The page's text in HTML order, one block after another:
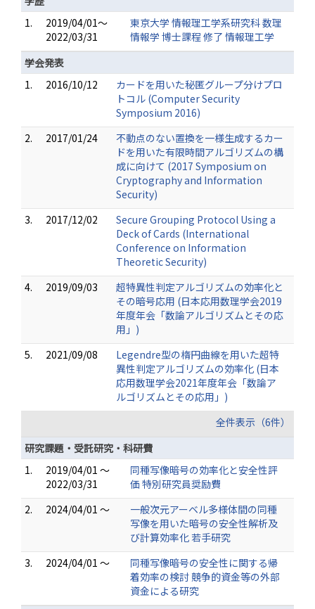
1.
2019/04/01～
2022/03/31
東京大学 情報理工学系研究科 数理
情報学 博士課程 修了 情報理工学
学会発表
1.
2016/10/12
カードを用いた秘匿グループ分けプロ
トコル (Computer Security
Symposium 2016)
2.
2017/01/24
不動点のない置換を一様生成するカー
ドを用いた有限時間アルゴリズムの構
成に向けて (2017 Symposium on
Cryptography and Information
Security)
3.
2017/12/02
Secure Grouping Protocol Using a
Deck of Cards (International
Conference on Information
Theoretic Security)
4.
2019/09/03
超特異性判定アルゴリズムの効率化と
その暗号応用 (日本応用数理学会2019
年度年会「数論アルゴリズムとその応
用」)
5.
2021/09/08
Legendre型の楕円曲線を用いた超特
異性判定アルゴリズムの効率化 (日本
応用数理学会2021年度年会「数論ア
ルゴリズムとその応用」)
全件表示（6件）
研究課題・受託研究・科研費
1.
2019/04/01 ～
2022/03/31
同種写像暗号の効率化と安全性評
価 特別研究員奨励費
2.
2024/04/01 ～
一般次元アーベル多様体間の同種
写像を用いた暗号の安全性解析及
び計算効率化 若手研究
3.
2024/04/01 ～
同種写像暗号の安全性に関する帰
着効率の検討 競争的資金等の外部
資金による研究